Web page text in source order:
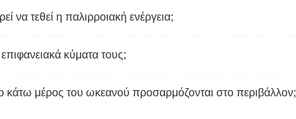
να τεθεί η παλιρροιακή ενέργεια;
κύματα τους;
κάτω μέρος του ωκεανού προσαρμόζονται στο περιβάλλον;